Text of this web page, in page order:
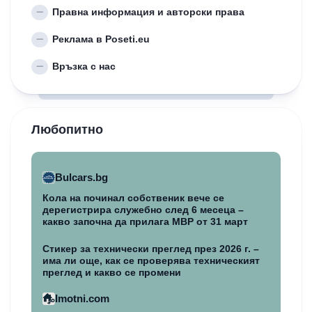
Правна информация и авторски права
Реклама в Poseti.eu
Връзка с нас
Любопитно
Bulcars.bg
Кола на починал собственик вече се
дерегистрира служебно след 6 месеца –
какво започна да прилага МВР от 31 март
Стикер за технически преглед през 2026 г. –
има ли още, как се проверява техническият
преглед и какво се промени
Imotni.com